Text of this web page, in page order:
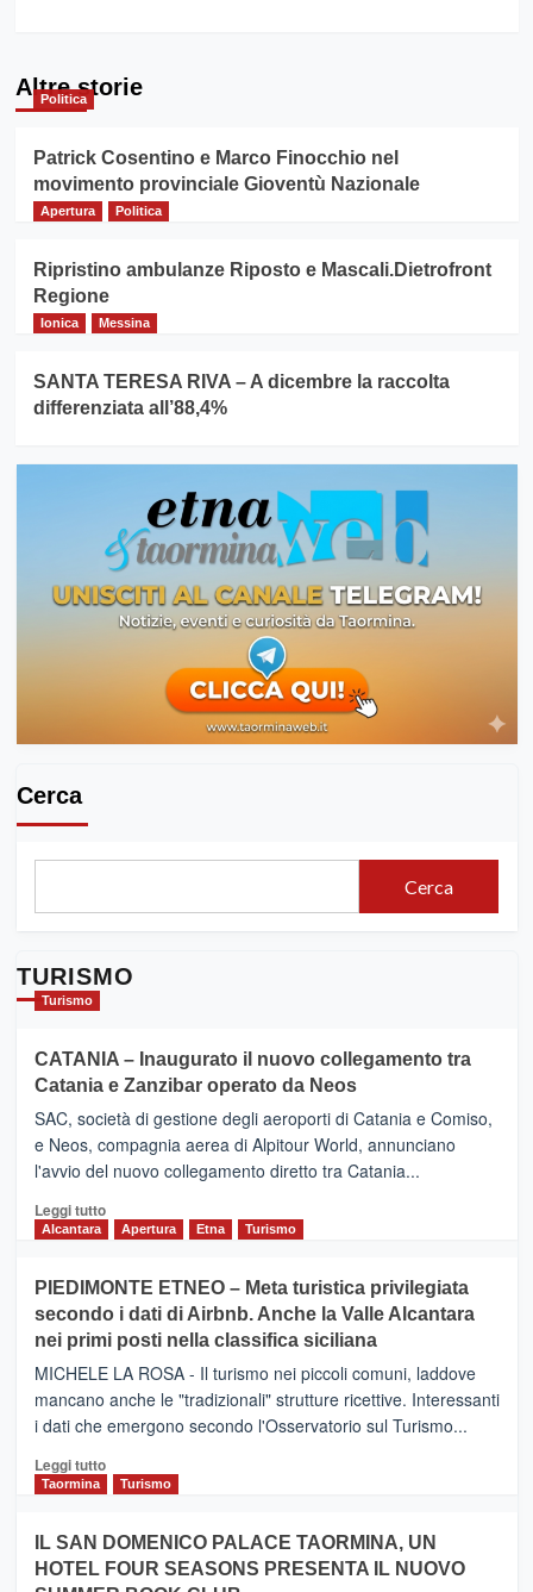
Altre storie
Politica
Patrick Cosentino e Marco Finocchio nel
movimento provinciale Gioventù Nazionale
Apertura Politica
Ripristino ambulanze Riposto e Mascali.Dietrofront
Regione
Ionica Messina
SANTA TERESA RIVA – A dicembre la raccolta
differenziata all’88,4%
Cerca
Cerca
TURISMO
Turismo
CATANIA – Inaugurato il nuovo collegamento tra
Catania e Zanzibar operato da Neos
SAC, società di gestione degli aeroporti di Catania e Comiso,
e Neos, compagnia aerea di Alpitour World, annunciano
l'avvio del nuovo collegamento diretto tra Catania...
Leggi tuttoLeggi
CATANIA
–
Inaugurato
il
collegamento
tra
e
Zanzibar
da
Neos
Alcantara Apertura Etna Turismo
PIEDIMONTE ETNEO – Meta turistica privilegiata
secondo i dati di Airbnb. Anche la Valle Alcantara
nei primi posti nella classifica siciliana
MICHELE LA ROSA - Il turismo nei piccoli comuni, laddove
mancano anche le "tradizionali" strutture ricettive. Interessanti
i dati che emergono secondo l'Osservatorio sul Turismo...
Leggi tuttoLeggi
PIEDIMONTE
ETNEO
Taormina Turismo
IL SAN DOMENICO PALACE TAORMINA, UN
HOTEL FOUR SEASONS PRESENTA IL NUOVO